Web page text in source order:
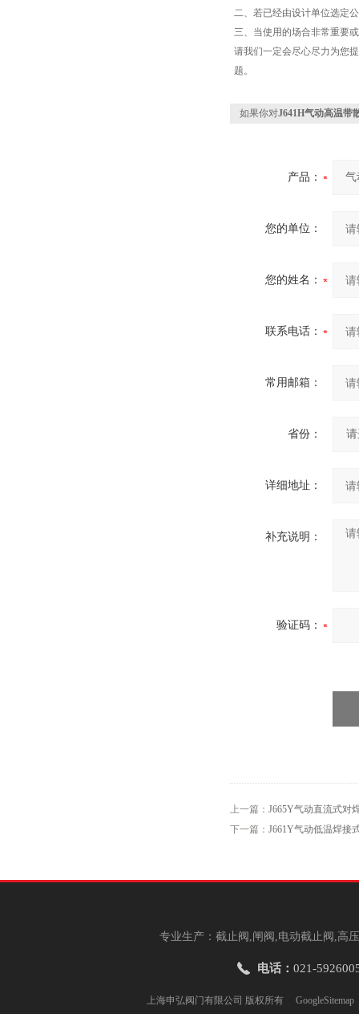
二、若已经由设计单位选定
三、当使用的场合非常重要
请我们一定会尽心尽力为您
题。
如果你对J641H气动高温带
产品：
您的单位：
您的姓名：
联系电话：
常用邮箱：
省份：
详细地址：
补充说明：
验证码：
上一篇： J665Y气动直流式对
下一篇： J661Y气动低温焊接
专业生产：截止阀,闸阀,电动截止阀,高
电话： 021-
上海申弘阀门有限公司 版权所有 GoogleSitemap